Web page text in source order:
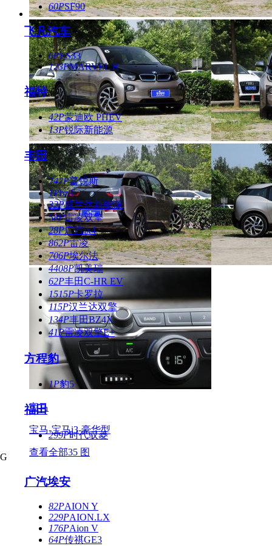
60PSF90
飞凡汽车
6PES33
123PMARVEL R
福特
42P蒙迪欧 PHEV
13P锐际新能源
丰田
747P普锐斯
1Pbz3
32P威兰达新能源
58P雷凌双擎
28P广汽ix4
862P雷凌
706P埃尔法
4408P凯美瑞
62P丰田C-HR EV
1515P卡罗拉
115P汉兰达双擎
134P丰田BZ4X
41P雷凌双擎E+
方程豹
1P豹5
福田
299P时代驭菱
G
广汽埃安
82PAION Y
229PAION.LX
176PAion V
64P传祺GE3
宝马
宝马-宝马i3-豪华型
查看全部35 图